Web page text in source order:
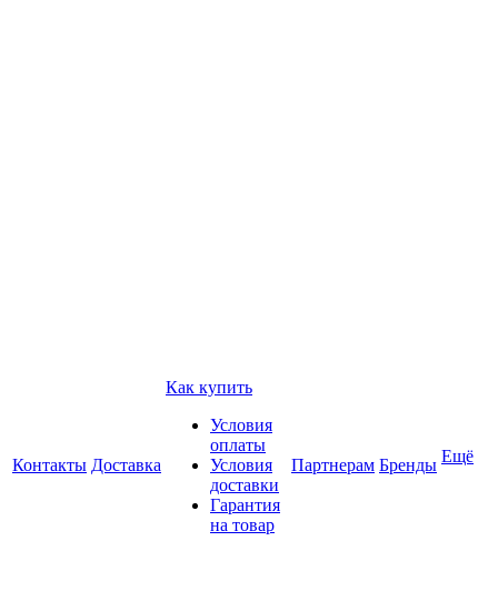
Контакты Доставка
Как купить
Условия
оплаты
Условия
доставки
Гарантия
на товар
Партнерам Бренды Ещё